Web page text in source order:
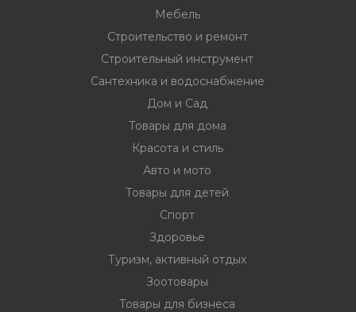
Мебель
Строительство и ремонт
Строительный инструмент
Сантехника и водоснабжение
Дом и Сад
Товары для дома
Красота и стиль
Авто и мото
Товары для детей
Спорт
Здоровье
Туризм, активный отдых
Зоотовары
Товары для бизнеса